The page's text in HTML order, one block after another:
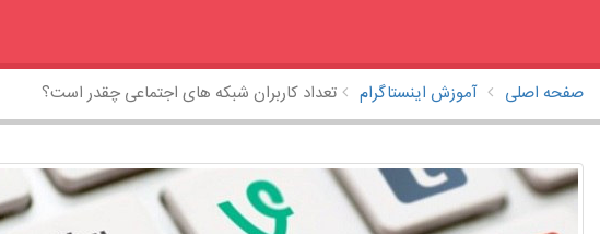
صفحه اصلی آموزش اینستاگرام تعداد کاربران شبکه های اجتماعی چقدر است؟